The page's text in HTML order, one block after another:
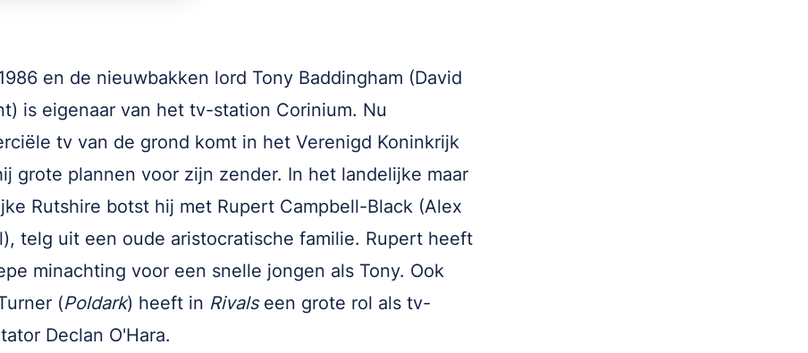
en de nieuwbakken lord Tony Baddingham (David
is eigenaar van het tv-station Corinium. Nu
tv van de grond komt in het Verenigd Koninkrijk
grote plannen voor zijn zender. In het landelijke maar
Rutshire botst hij met Rupert Campbell-Black (Alex
telg uit een oude aristocratische familie. Rupert heeft
minachting voor een snelle jongen als Tony. Ook
(Poldark) heeft in Rivalseen grote rol als tv-
Declan O'Hara.